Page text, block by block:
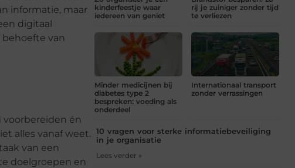
informatie, maar
digitaal
van
én
alles vanaf weet.
van een
doelgroepen en
kinderfeestje waar
iedereen van geniet
rij je zuiniger zonder tijd
te verliezen
Minder medicijnen bij
diabetes type 2
bespreken: voeding als
onderdeel
Internationaal transport
zonder verrassingen
10 vragen voor sterke informatiebeveiliging
in je organisatie
Lees verder »